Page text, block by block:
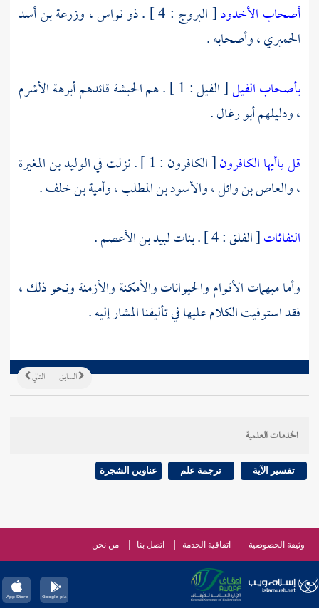
أصحاب الأخدود[ البروج : 4 ] . ذو نواس ، وزرعة بن أسد
الحميري ،وأصحابه .
بأصحاب الفيل[ الفيل : 1 ] . هم الحبشة قائدهم
أبرهة الأشرم
،ودليلهمأبو رغال.
قل ياأيها الكافرون[ الكافرون : 1 ] . نزلت في
الوليد بن المغيرة
،والعاص بن وائل ،والأسود بن المطلب ،وأمية بن خلف.
النفاثات[ الفلق : 4 ] . بنات لبيد بن الأعصم.
وأما مبهمات الأقوام والحيوانات والأمكنة والأزمنة ونحو ذلك ،
فقد استوفيت الكلام عليها في تأليفنا المشار إليه .
التالي السابق
الخدمات العلمية
تفسير الآية ترجمة علم عناوين الشجرة
وثيقة الخصوصية اتفاقية الخدمة اتصل بنا من نحن